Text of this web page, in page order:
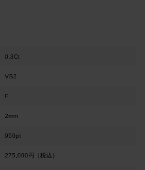
0.3Ct
VS2
F
2mm
950pt
275,000円（税込）